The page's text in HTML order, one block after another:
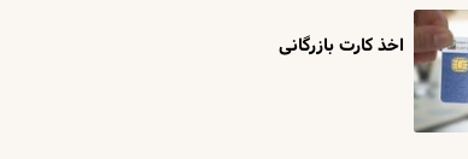
اخذ کارت بازرگانی